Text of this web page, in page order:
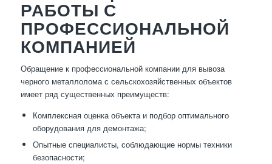
РАБОТЫ С
ПРОФЕССИОНАЛЬНОЙ
КОМПАНИЕЙ
Обращение к профессиональной компании для вывоза
черного металлолома с сельскохозяйственных объектов
имеет ряд существенных преимуществ:
Комплексная оценка объекта и подбор оптимального
оборудования для демонтажа;
Опытные специалисты, соблюдающие нормы техники
безопасности;